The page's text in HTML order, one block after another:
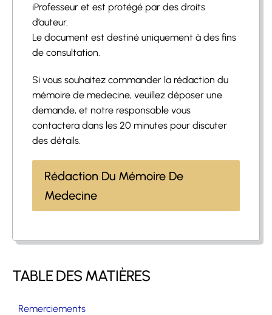
iProfesseur et est protégé par des droits
d’auteur.
Le document est destiné uniquement à des fins
de consultation.
Si vous souhaitez commander la rédaction du
mémoire de medecine, veuillez déposer une
demande, et notre responsable vous
contactera dans les 20 minutes pour discuter
des détails.
Rédaction Du Mémoire De
Medecine
TABLE DES MATIÈRES
Remerciements